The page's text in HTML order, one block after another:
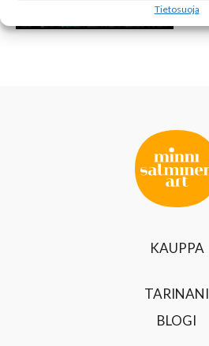
Tietosuoja
KAUPPA
TARINANI
BLOGI